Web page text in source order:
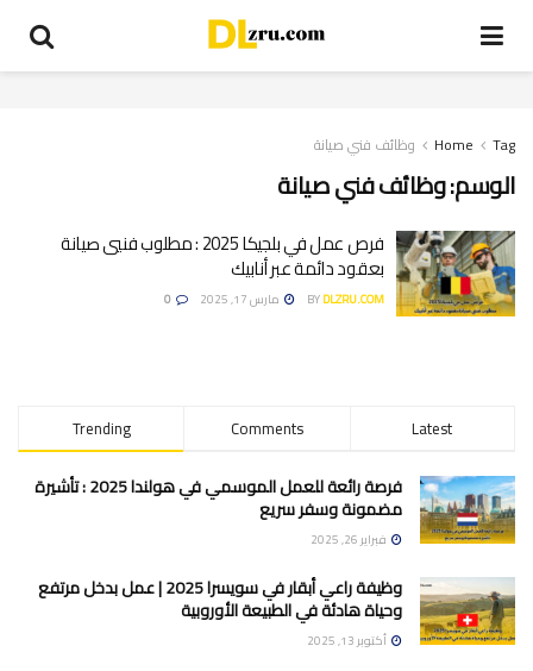
Home Tag وظائف فني صيانة
الوسم:وظائف فني صيانة
فرص عمل في بلجيكا 2025 : مطلوب فنيي صيانة
بعقود دائمة عبر أنابيك
BYDLZRU.COM مارس 17, 2025
Trending Comments Latest
فرصة رائعة للعمل الموسمي في هولندا 2025 : تأشيرة
مضمونة وسفر سريع
فبراير 26, 2025
وظيفة راعي أبقار في سويسرا 2025 | عمل بدخل مرتفع
وحياة هادئة في الطبيعة الأوروبية
أكتوبر 13, 2025